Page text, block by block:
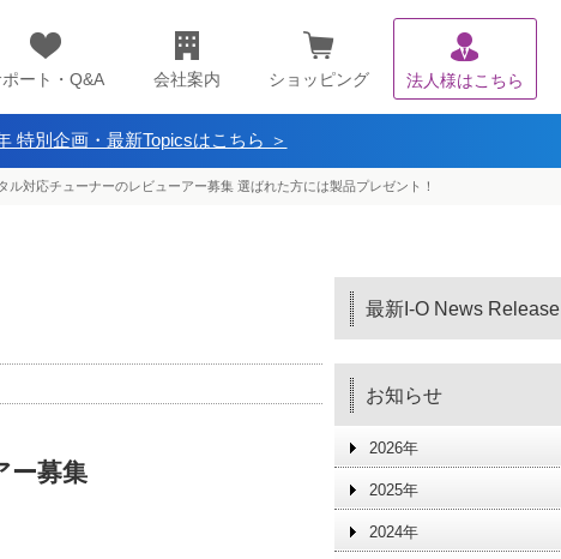
ート・Q&A 会社案内 ショッピング 法人様はこちら
特別企画・最新Topicsはこちら ＞
ル対応チューナーのレビューアー募集 選ばれた方には製品プレゼント！
ー募集
最新I-O News Release
お知らせ
2026年
2025年
2024年